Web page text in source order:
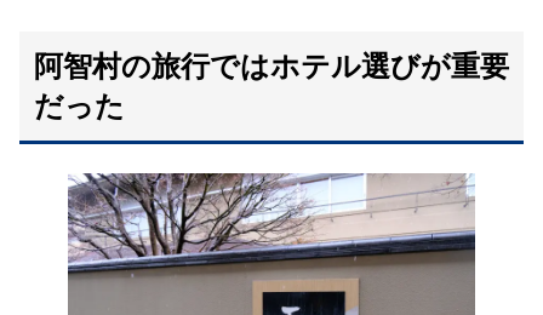
阿智村の旅行ではホテル選びが重要
だった